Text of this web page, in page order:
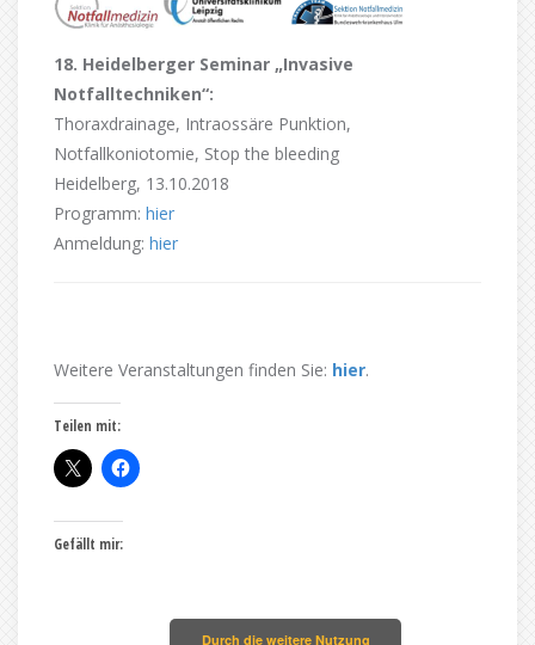
18. Heidelberger Seminar „Invasive
Notfalltechniken“:
Thoraxdrainage, Intraossäre Punktion,
Notfallkoniotomie, Stop the bleeding
Heidelberg, 13.10.2018
Programm: hier
Anmeldung: hier
Weitere Veranstaltungen finden Sie: hier.
Teilen mit:
Gefällt mir:
Durch die weitere Nutzung